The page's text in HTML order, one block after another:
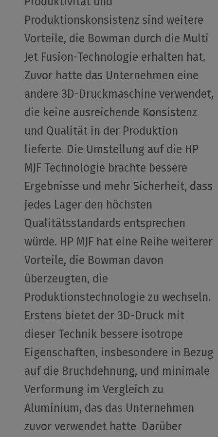
Produktionskonsistenz sind weitere
Vorteile, die Bowman durch die Multi
Jet Fusion-Technologie erhalten hat.
Zuvor hatte das Unternehmen eine
andere 3D-Druckmaschine verwendet,
die keine ausreichende Konsistenz
und Qualität in der Produktion
lieferte. Die Umstellung auf die HP
MJF Technologie brachte bessere
Ergebnisse und mehr Sicherheit, dass
jedes Lager den höchsten
Qualitätsstandards entsprechen
würde. HP MJF hat eine Reihe weiterer
Vorteile, die Bowman davon
überzeugten, die
Produktionstechnologie zu wechseln.
Erstens bietet der 3D-Druck mit
dieser Technik bessere isotrope
Eigenschaften, insbesondere in Bezug
auf die Bruchdehnung, und minimale
Verformung im Vergleich zu
Aluminium, das das Unternehmen
zuvor verwendet hatte. Darüber